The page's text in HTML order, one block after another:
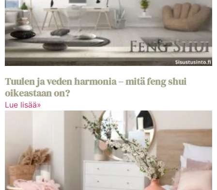
Tuulen ja veden harmonia – mitä feng shui
oikeastaan on?
Lue lisää»